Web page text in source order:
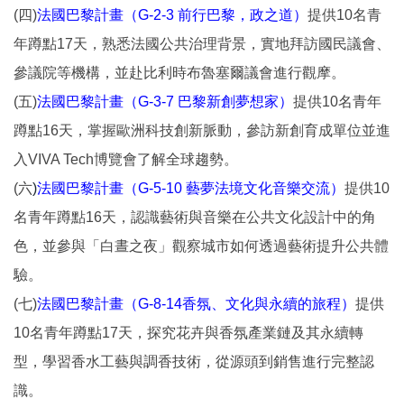
(四)法國巴黎計畫（G-2-3 前行巴黎，政之道） 提供10名青
年蹲點17天，熟悉法國公共治理背景，實地拜訪國民議會、
參議院等機構，並赴比利時布魯塞爾議會進行觀摩。
(五)法國巴黎計畫（G-3-7 巴黎新創夢想家） 提供10名青年
蹲點16天，掌握歐洲科技創新脈動，參訪新創育成單位並進
入VIVA Tech博覽會了解全球趨勢。
(六)法國巴黎計畫（G-5-10 藝夢法境文化音樂交流） 提供10
名青年蹲點16天，認識藝術與音樂在公共文化設計中的角
色，並參與「白晝之夜」觀察城市如何透過藝術提升公共體
驗。
(七)法國巴黎計畫（G-8-14香氛、文化與永續的旅程） 提供
10名青年蹲點17天，探究花卉與香氛產業鏈及其永續轉
型，學習香水工藝與調香技術，從源頭到銷售進行完整認
識。